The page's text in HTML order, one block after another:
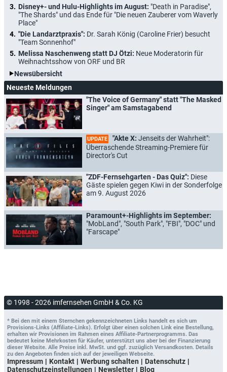
Disney+- und Hulu-Highlights im August: "Death in Paradise",
"The Shards" und das Ende für "Die neuen Zauberer vom Waverly
Place"
"Die Landarztpraxis": Dr. Sarah König (Caroline Frier) besucht
"Team Sonnenhof"
Melissa Naschenweng statt DJ Ötzi: Neue Moderatorin für
Weihnachtsshow von ORF und BR
Newsübersicht
Neueste Meldungen
"The Voice of Germany" statt "The Masked
Singer" am Samstagabend
UPDATE "Akte X: Jenseits der Wahrheit":
Überraschende Streaming-Premiere für
Director's Cut
"ZDF-Fernsehgarten - Das Quiz": Diese
Gäste spielen gegen Kiwi in der Sonderfolge
am 9. August 2026
Paramount+-Highlights im September:
"MobLand", "South Park", "FBI", "DOC" und
"Farscape"
© 1998 - 2026 imfernsehen GmbH & Co. KG
* Bei den mit einem Sternchen gekennzeichneten Links handelt es sich um
Provisions-Links (Affiliate-Links). Erfolgt über einen solchen Link eine Bestellung,
erhalten wir Provisionen im Rahmen eines Affiliate-Partnerprogramms. Das
bedeutet keine Mehrkosten für Käufer, unterstützt uns aber bei der Finanzierung
dieser Website. Alle Preise inkl. MwSt. und ggf. zuzüglich Versandkosten. Details
zu den Angeboten finden sich auf der jeweiligen Webseite.
Impressum Kontakt Werbung schalten
Datenschutz
Datenschutzeinstellungen
Newsletter Blog